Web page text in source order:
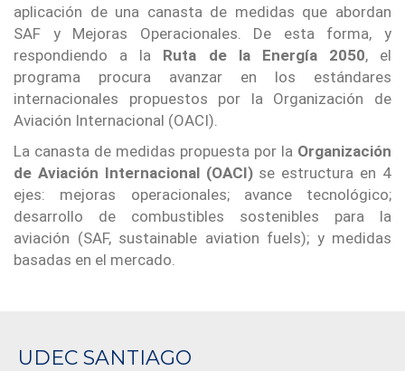
aplicación de una canasta de medidas que abordan
SAF y Mejoras Operacionales. De esta forma, y
respondiendo a la Ruta de la Energía 2050, el
programa procura avanzar en los estándares
internacionales propuestos por la Organización de
Aviación Internacional (OACI).
La canasta de medidas propuesta por la Organización
de Aviación Internacional (OACI)se estructura en 4
ejes: mejoras operacionales; avance tecnológico;
desarrollo de combustibles sostenibles para la
aviación (SAF, sustainable aviation fuels); y medidas
basadas en el mercado.
UDEC SANTIAGO